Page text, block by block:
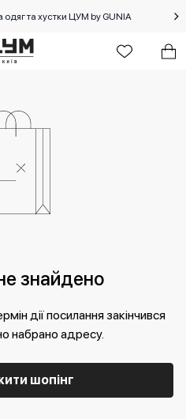
одяг та хустки ЦУМ by GUNIA
знайдено
дії посилання закінчився
набрано адресу.
шопінг